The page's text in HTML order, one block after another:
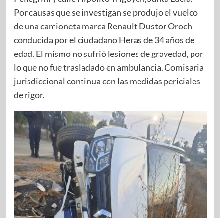
Por causas que se investigan se produjo el vuelco
de una camioneta marca Renault Dustor Oroch,
conducida por el ciudadano Heras de 34 años de
edad. El mismo no sufrió lesiones de gravedad, por
lo que no fue trasladado en ambulancia. Comisaria
jurisdiccional continua con las medidas periciales
de rigor.